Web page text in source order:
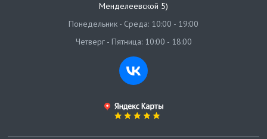
Менделеевской 5)
Понедельник - Среда: 10:00 - 19:00
Четверг - Пятница: 10:00 - 18:00